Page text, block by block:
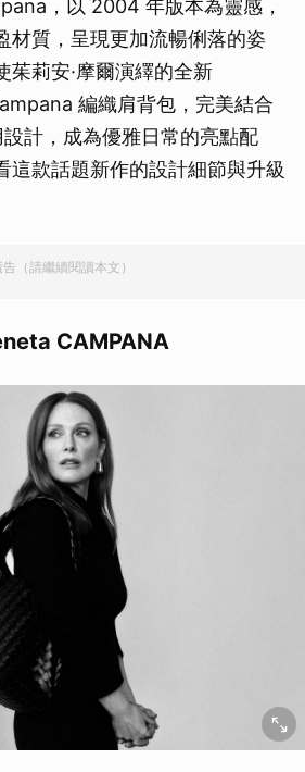
，以 2004 年版本為靈感，
材質，呈現更加流暢俐落的姿
茱莉安·摩爾演繹的全新
編織肩背包，完美結合
計，成為優雅日常的亮點配
這款話題新作的設計細節與升級
告（請繼續閱讀本文）
CAMPANA